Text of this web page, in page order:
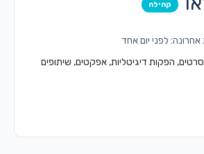
קהילה
לפני יום אחד
הפקות דיגיטליות, אפקטים, שיתופים